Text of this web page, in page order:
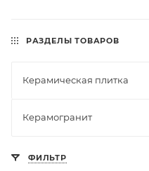
РАЗДЕЛЫ ТОВАРОВ
Керамическая плитка
Керамогранит
ФИЛЬТР